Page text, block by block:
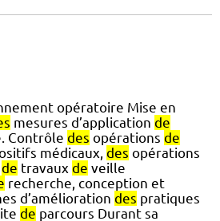
opératoire Mise en
mesures d’application de
Contrôle des opérations de
médicaux, des opérations
de travaux de veille
recherche, conception et
d’amélioration des pratiques
de parcours Durant sa